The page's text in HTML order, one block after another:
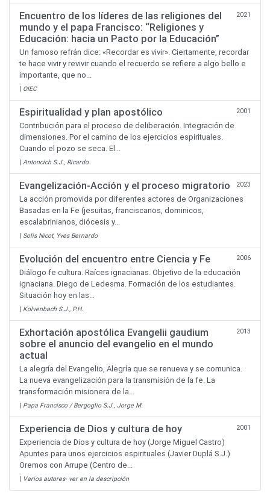
Encuentro de los líderes de las religiones del
mundo y el papa Francisco: “Religiones y
Educación: hacia un Pacto por la Educación”
2021
Un famoso refrán dice: «Recordar es vivir». Ciertamente, recordar
te hace vivir y revivir cuando el recuerdo se refiere a algo bello e
importante, que no...
| OIEC
Espiritualidad y plan apostólico 2001
Contribución para el proceso de deliberación. Integración de
dimensiones. Por el camino de los ejercicios espirituales.
Cuando el pozo se seca. El...
|Antoncich S.J., Ricardo
Evangelización-Acción y el proceso migratorio 2023
La acción promovida por diferentes actores de Organizaciones
Basadas en la Fe (jesuitas, franciscanos, dominicos,
escalabrinianos, diócesis y...
| Solis Nicot, Yves Bernardo
Evolución del encuentro entre Ciencia y Fe 2006
Diálogo fe cultura. Raíces ignacianas. Objetivo de la educación
ignaciana. Diego de Ledesma. Formación de los estudiantes.
Situación hoy en las...
| Kolvenbach S.J., P.H.
Exhortación apostólica Evangelii gaudium
sobre el anuncio del evangelio en el mundo
actual
2013
La alegría del Evangelio, Alegría que se renueva y se comunica.
La nueva evangelización para la transmisión de la fe. La
transformación misionera de la...
| Papa Francisco / Bergoglio S.J., Jorge M.
Experiencia de Dios y cultura de hoy 2001
Experiencia de Dios y cultura de hoy (Jorge Miguel Castro)
Apuntes para unos ejercicios espirituales (Javier Duplá S.J.)
Oremos con Arrupe (Centro de...
| Varios autores- ver en la descripción